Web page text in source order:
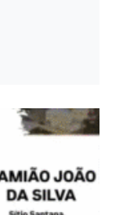
de